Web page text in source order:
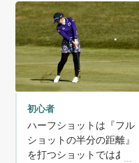
初心者
ハーフショットは『フル
ショットの半分の距離』
を打つショットではあり